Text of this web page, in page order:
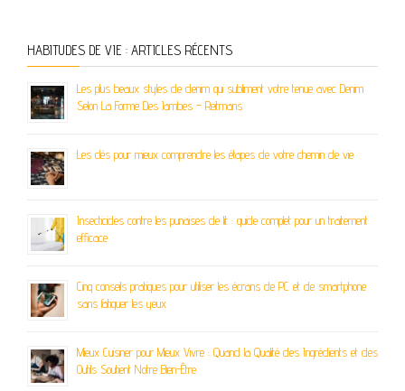
HABITUDES DE VIE : ARTICLES RÉCENTS
Les plus beaux styles de denim qui subliment votre tenue avec Denim
Selon La Forme Des Jambes – Reitmans
Les clés pour mieux comprendre les étapes de votre chemin de vie
Insecticides contre les punaises de lit : guide complet pour un traitement
efficace
Cinq conseils pratiques pour utiliser les écrans de PC et de smartphone
sans fatiguer les yeux
Mieux Cuisiner pour Mieux Vivre : Quand la Qualité des Ingrédients et des
Outils Soutient Notre Bien-Être